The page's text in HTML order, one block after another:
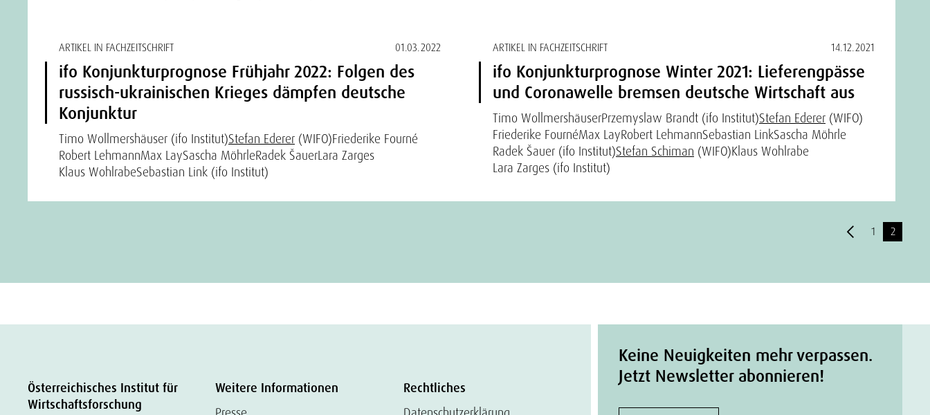
ARTIKEL IN FACHZEITSCHRIFT 01.03.2022
ifo Konjunkturprognose Frühjahr 2022: Folgen des
russisch-ukrainischen Krieges dämpfen deutsche
Konjunktur
Timo Wollmershäuser (ifo Institut)Stefan Ederer (WIFO)Friederike Fourné
Robert LehmannMax LaySascha MöhrleRadek ŠauerLara Zarges
Klaus WohlrabeSebastian Link (ifo Institut)
ARTIKEL IN FACHZEITSCHRIFT 14.12.2021
ifo Konjunkturprognose Winter 2021: Lieferengpässe
und Coronawelle bremsen deutsche Wirtschaft aus
Timo WollmershäuserPrzemyslaw Brandt (ifo Institut)Stefan Ederer (WIFO)
Friederike FournéMax LayRobert LehmannSebastian LinkSascha Möhrle
Radek Šauer (ifo Institut)Stefan Schiman (WIFO)Klaus Wohlrabe
Lara Zarges (ifo Institut)
1 2
Österreichisches Institut für
Wirtschaftsforschung
Weitere Informationen Rechtliches
Keine Neuigkeiten mehr verpassen.
Jetzt Newsletter abonnieren!